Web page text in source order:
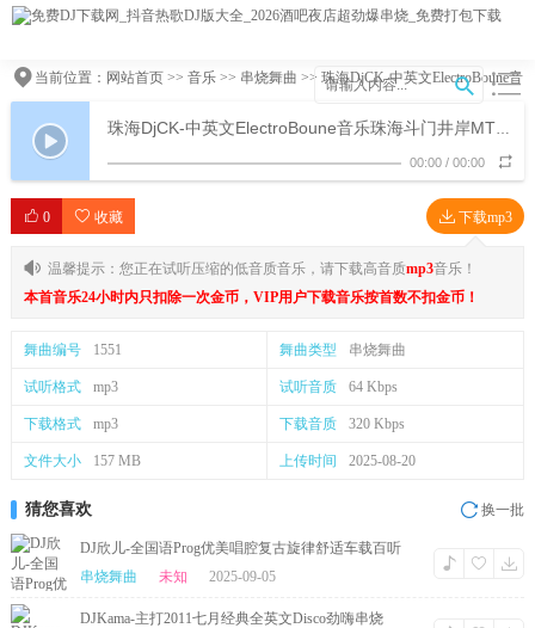
当前位置： 网站首页>> 音乐>> 串烧舞曲 >> 珠海DjCK-中英文ElectroBoune音
珠海DjCK-中英文ElectroBoune音乐珠海斗门井岸MT3串烧
00:00 /00:00
0 收藏 下载mp3
温馨提示：您正在试听压缩的低音质音乐，请下载高音质mp3音乐！
本首音乐24小时内只扣除一次金币，VIP用户下载音乐按首数不扣金币！
舞曲编号 1551 舞曲类型 串烧舞曲
试听格式 mp3 试听音质 64 Kbps
下载格式 mp3 下载音质 320 Kbps
文件大小 157 MB 上传时间 2025-08-20
猜您喜欢 换一批
DJ欣儿-全国语Prog优美唱腔复古旋律舒适车载百听
不厌串烧
串烧舞曲 未知 2025-09-05
DJKama-主打2011七月经典全英文Disco劲嗨串烧